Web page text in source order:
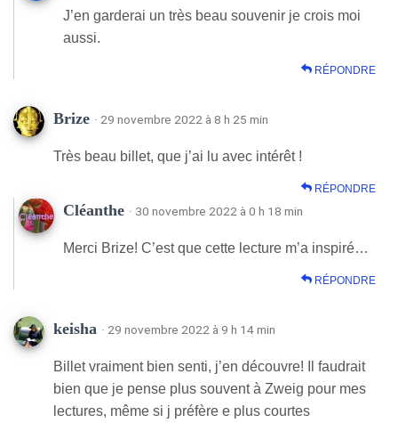
J’en garderai un très beau souvenir je crois moi
aussi.
RÉPONDRE
Brize · 29 novembre 2022 à 8 h 25 min
Très beau billet, que j’ai lu avec intérêt !
RÉPONDRE
Cléanthe · 30 novembre 2022 à 0 h 18 min
Merci Brize! C’est que cette lecture m’a inspiré…
RÉPONDRE
keisha · 29 novembre 2022 à 9 h 14 min
Billet vraiment bien senti, j’en découvre! Il faudrait
bien que je pense plus souvent à Zweig pour mes
lectures, même si j préfère e plus courtes